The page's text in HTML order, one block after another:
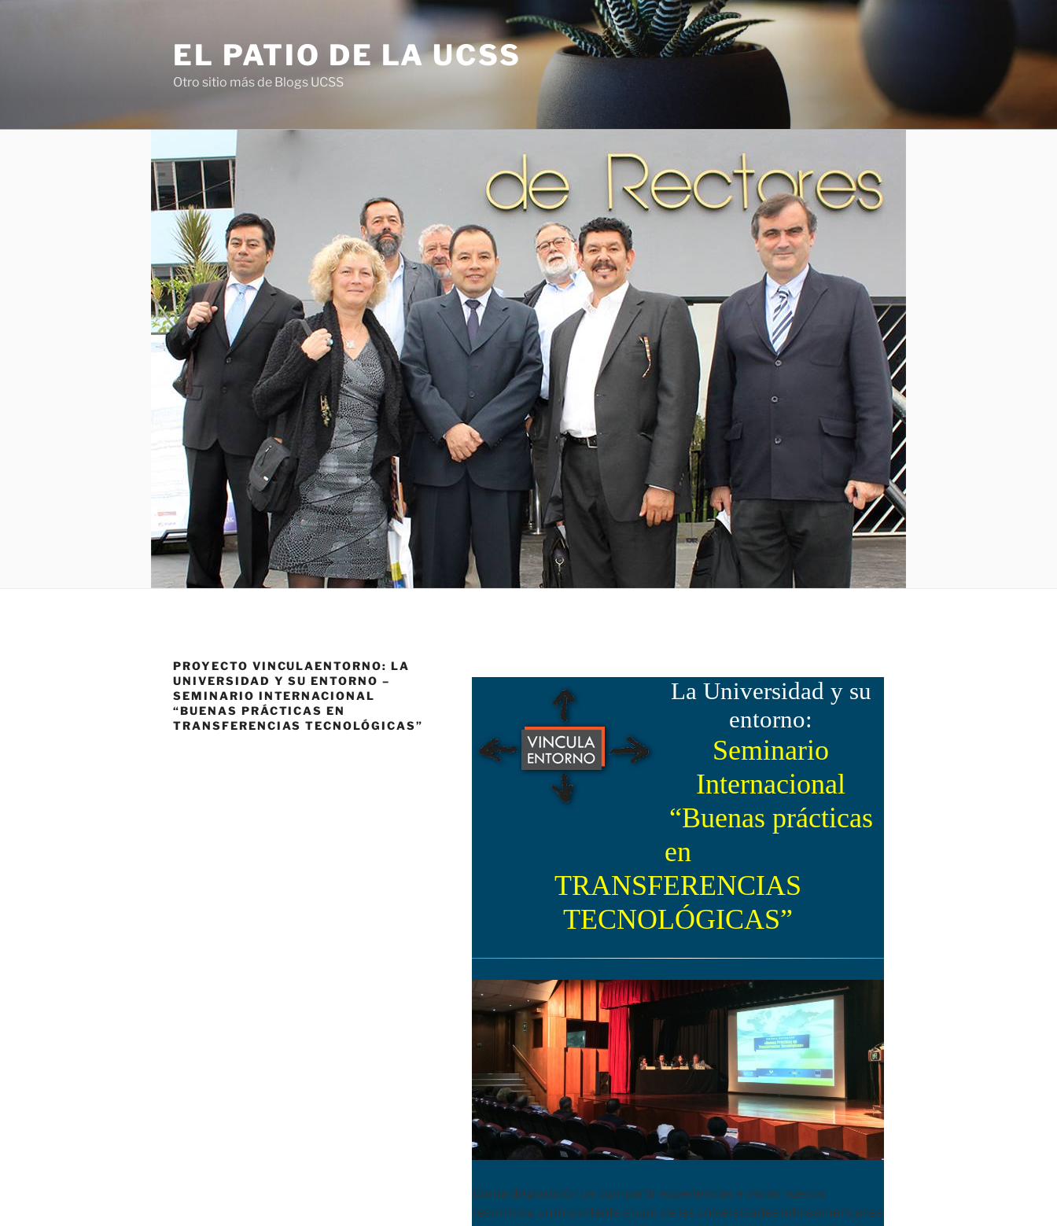
EL PATIO DE LA UCSS
Otro sitio más de Blogs UCSS
PROYECTO VINCULAENTORNO: LA
UNIVERSIDAD Y SU ENTORNO –
SEMINARIO INTERNACIONAL
“BUENAS PRÁCTICAS EN
TRANSFERENCIAS TECNOLÓGICAS”
La Universidad y su
entorno:
Seminario
Internacional
“Buenas prácticas
en
TRANSFERENCIAS
TECNOLÓGICAS”
Con la disposición de compartir experiencias e iniciar nuevos
recorridos, un importante grupo de las universidades latinoamericanas